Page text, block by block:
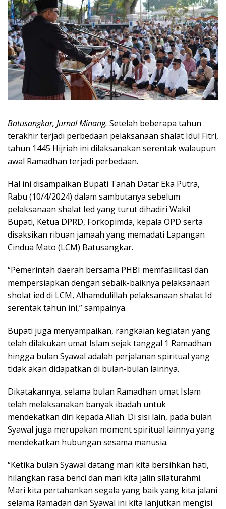
Batusangkar, Jurnal Minang. Setelah beberapa tahun
terakhir terjadi perbedaan pelaksanaan shalat Idul Fitri,
tahun 1445 Hijriah ini dilaksanakan serentak walaupun
awal Ramadhan terjadi perbedaan.
Hal ini disampaikan Bupati Tanah Datar Eka Putra,
Rabu (10/4/2024) dalam sambutanya sebelum
pelaksanaan shalat Ied yang turut dihadiri Wakil
Bupati, Ketua DPRD, Forkopimda, kepala OPD serta
disaksikan ribuan jamaah yang memadati Lapangan
Cindua Mato (LCM) Batusangkar.
“Pemerintah daerah bersama PHBI memfasilitasi dan
mempersiapkan dengan sebaik-baiknya pelaksanaan
sholat ied di LCM, Alhamdulillah pelaksanaan shalat Id
serentak tahun ini,” sampainya.
Bupati juga menyampaikan, rangkaian kegiatan yang
telah dilakukan umat Islam sejak tanggal 1 Ramadhan
hingga bulan Syawal adalah perjalanan spiritual yang
tidak akan didapatkan di bulan-bulan lainnya.
Dikatakannya, selama bulan Ramadhan umat Islam
telah melaksanakan banyak ibadah untuk
mendekatkan diri kepada Allah. Di sisi lain, pada bulan
Syawal juga merupakan moment spiritual lainnya yang
mendekatkan hubungan sesama manusia.
“Ketika bulan Syawal datang mari kita bersihkan hati,
hilangkan rasa benci dan mari kita jalin silaturahmi.
Mari kita pertahankan segala yang baik yang kita jalani
selama Ramadan dan Syawal ini kita lanjutkan mengisi